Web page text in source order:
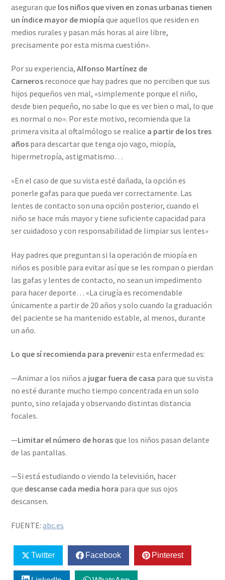
aseguran que los niños que viven en zonas urbanas tienen
un índice mayor de miopía que aquellos que residen en
medios rurales y pasan más horas al aire libre,
precisamente por esta misma cuestión».
Por su experiencia,Alfonso Martínez de
Carneros reconoce que hay padres que no perciben que sus
hijos pequeños ven mal, «simplemente porque el niño,
desde bien pequeño, no sabe lo que es ver bien o mal, lo que
es normal o no». Por este motivo, recomienda que la
primera visita al oftalmólogo se realice a partir de los tres
años para descartar que tenga ojo vago, miopía,
hipermetropía, astigmatismo…
«En el caso de que su vista esté dañada, la opción es
ponerle gafas para que pueda ver correctamente. Las
lentes de contacto son una opción posterior, cuando el
niño se hace más mayor y tiene suficiente capacidad para
ser cuidadoso y con responsabilidad de limpiar sus lentes»
Hay padres que preguntan si la operación de miopía en
niños es posible para evitar así que se les rompan o pierdan
las gafas y lentes de contacto, no sean un impedimento
para hacer deporte… «La cirugía es recomendable
únicamente a partir de 20 años y solo cuando la graduación
del paciente se ha mantenido estable, al menos, durante
un año.
Lo que sí recomienda para prevenir esta enfermedad es:
—Animar a los niños a jugar fuera de casa para que su vista
no esté durante mucho tiempo concentrada en un solo
punto, sino relajada y observando distintas distancia
focales.
—Limitar el número de horasque los niños pasan delante
de las pantallas.
—Si está estudiando o viendo la televisión, hacer
que descanse cada media hora para que sus ojos
descansen.
FUENTE:abc.es
Twitter Facebook Pinterest